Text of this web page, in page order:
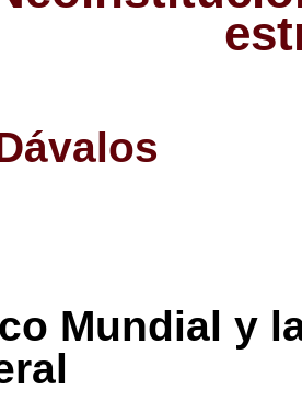
Mundial y